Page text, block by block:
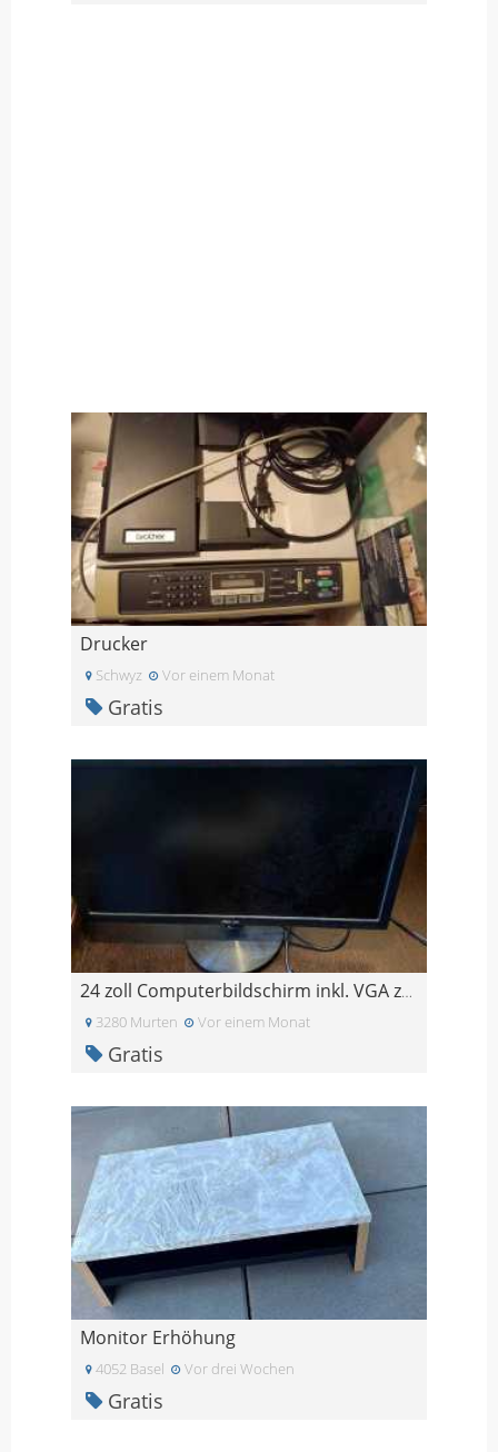
Drucker
Schwyz Vor einem Monat
Gratis
24 zoll Computerbildschirm inkl. VGA zu HDMI Kabel
3280 Murten Vor einem Monat
Gratis
Monitor Erhöhung
4052 Basel Vor drei Wochen
Gratis